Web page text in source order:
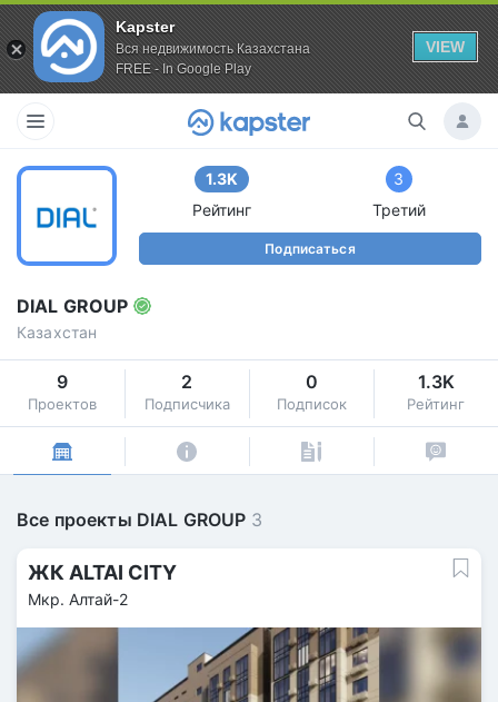
Kapster
Вся недвижимость Казахстана
FREE - In Google Play
VIEW
1.3K
Рейтинг
3
Третий
Подписаться
DIAL GROUP
Казахстан
9
Проектов
2
Подписчика
0
Подписок
1.3K
Рейтинг
Все проекты DIAL GROUP 3
ЖК ALTAI CITY
Мкр. Алтай-2